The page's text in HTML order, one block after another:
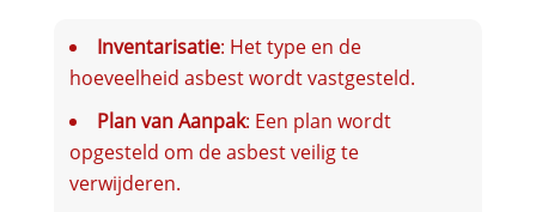
Inventarisatie: Het type en de
hoeveelheid asbest wordt vastgesteld.
Plan van Aanpak: Een plan wordt
opgesteld om de asbest veilig te
verwijderen.